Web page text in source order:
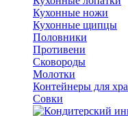
Кухонные ножи
Кухонные щипцы
Половники
Противени
Сковороды
Молотки
Контейнеры для
Совки